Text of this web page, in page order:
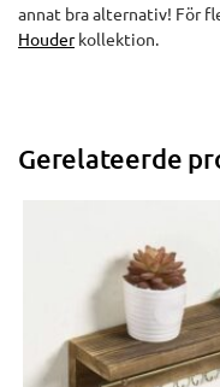
annat bra alternativ! För
Houderkollektion.
Gerelateerde